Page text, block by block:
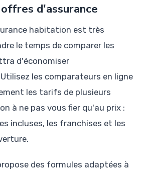
d'assurance
habitation est très
le temps de comparer les
d'économiser
les comparateurs en ligne
les tarifs de plusieurs
à ne pas vous fier qu'au prix :
incluses, les franchises et les
des formules adaptées à